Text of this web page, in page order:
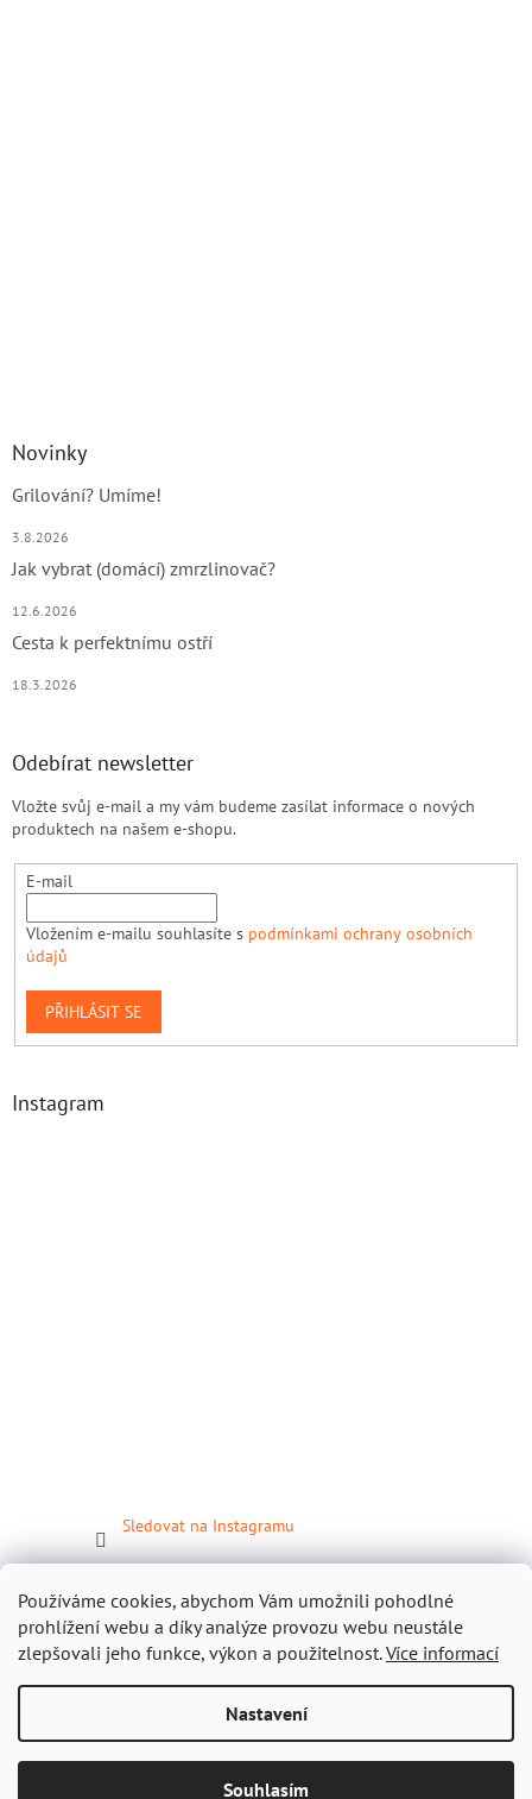
Používáme cookies, abychom Vám umožnili pohodlné
prohlížení webu a díky analýze provozu webu neustále
zlepšovali jeho funkce, výkon a použitelnost.Více informací
Nastavení
Souhlasím
Novinky
Grilování? Umíme!
3.8.2026
Jak vybrat (domácí) zmrzlinovač?
12.6.2026
Cesta k perfektnímu ostří
18.3.2026
Odebírat newsletter
Vložte svůj e-mail a my vám budeme zasílat informace o nových
produktech na našem e-shopu.
E-mail
Vložením e-mailu souhlasíte s podmínkami ochrany osobních
údajů
PŘIHLÁSIT SE
Instagram
Sledovat na Instagramu
Facebook
Vytvořil Shoptet
Gastropomůcky.cz. Všechna práva vyhrazena.